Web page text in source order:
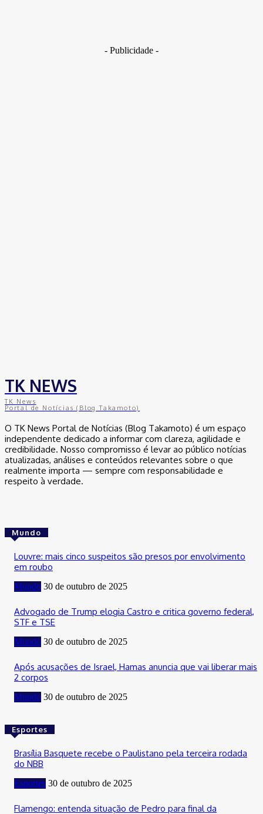
- Publicidade -
TK NEWS
TK News
Portal de Notícias (Blog Takamoto)
O TK News Portal de Notícias (Blog Takamoto) é um espaço
independente dedicado a informar com clareza, agilidade e
credibilidade. Nosso compromisso é levar ao público notícias
atualizadas, análises e conteúdos relevantes sobre o que
realmente importa — sempre com responsabilidade e
respeito à verdade.
Mundo
Louvre: mais cinco suspeitos são presos por envolvimento
em roubo
Mundo 30 de outubro de 2025
Advogado de Trump elogia Castro e critica governo federal,
STF e TSE
Mundo 30 de outubro de 2025
Após acusações de Israel, Hamas anuncia que vai liberar mais
2 corpos
Mundo 30 de outubro de 2025
Esportes
Brasília Basquete recebe o Paulistano pela terceira rodada
do NBB
Esportes 30 de outubro de 2025
Flamengo: entenda situação de Pedro para final da